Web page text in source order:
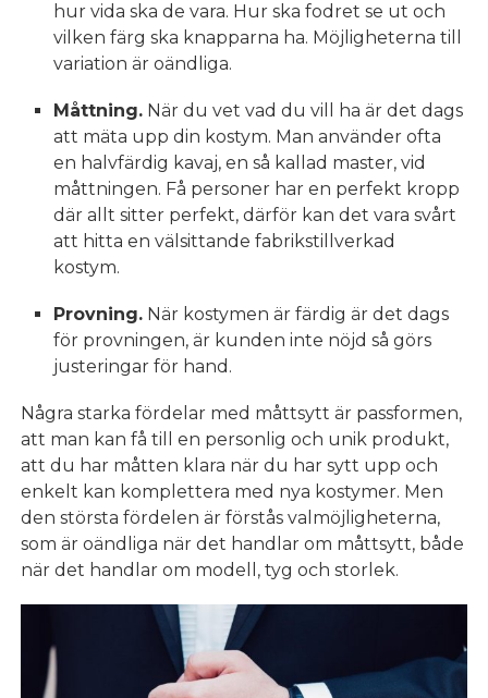
hur vida ska de vara. Hur ska fodret se ut och
vilken färg ska knapparna ha. Möjligheterna till
variation är oändliga.
Måttning. När du vet vad du vill ha är det dags
att mäta upp din kostym. Man använder ofta
en halvfärdig kavaj, en så kallad master, vid
måttningen. Få personer har en perfekt kropp
där allt sitter perfekt, därför kan det vara svårt
att hitta en välsittande fabrikstillverkad
kostym.
Provning. När kostymen är färdig är det dags
för provningen, är kunden inte nöjd så görs
justeringar för hand.
Några starka fördelar med måttsytt är passformen,
att man kan få till en personlig och unik produkt,
att du har måtten klara när du har sytt upp och
enkelt kan komplettera med nya kostymer. Men
den största fördelen är förstås valmöjligheterna,
som är oändliga när det handlar om måttsytt, både
när det handlar om modell, tyg och storlek.